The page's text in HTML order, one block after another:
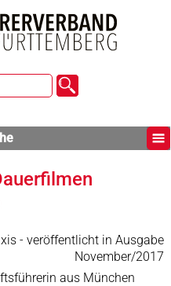
- veröffentlicht in Ausgabe
November/2017
aus München